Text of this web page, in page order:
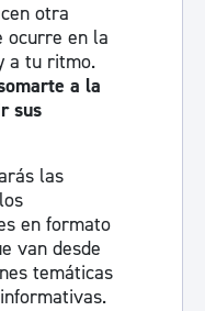
otra
ocurre en la
a tu ritmo.
a la
sus
las
en formato
van desde
temáticas